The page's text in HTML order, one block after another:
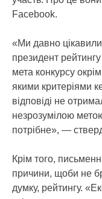
Facebook.
«Ми давно
президент
мета конкурсу
якими критеріями
відповіді не
незрозумілою
потрібне», —
Крім того,
причини, щоби не
думку, рейтингу.